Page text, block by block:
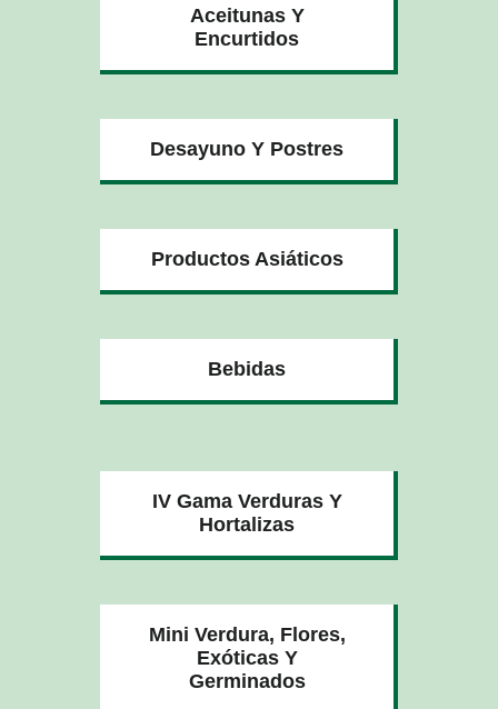
Aceitunas Y
Encurtidos
Desayuno Y Postres
Productos Asiáticos
Bebidas
IV Gama Verduras Y
Hortalizas
Mini Verdura, Flores,
Exóticas Y
Germinados